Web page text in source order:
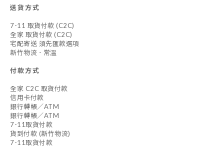
送貨方式
7-11 取貨付款 (C2C)
全家 取貨付款 (C2C)
宅配寄送 須先匯款選項
新竹物流 - 常溫
付款方式
全家 C2C 取貨付款
信用卡付款
銀行轉帳／ATM
銀行轉帳／ATM
7-11取貨付款
貨到付款 (新竹物流)
7-11取貨付款